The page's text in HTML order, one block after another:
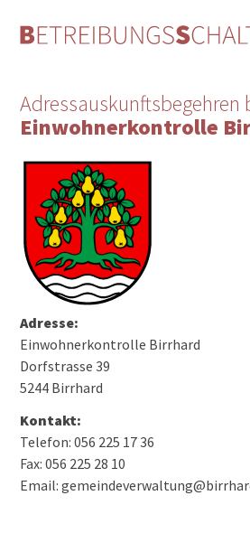
Adressauskunftsbegehren
Einwohnerkontrolle
Adresse:
Einwohnerkontrolle Birrhard
Dorfstrasse 39
5244 Birrhard
Kontakt:
Telefon: 056 225 17 36
Fax: 056 225 28 10
Email: